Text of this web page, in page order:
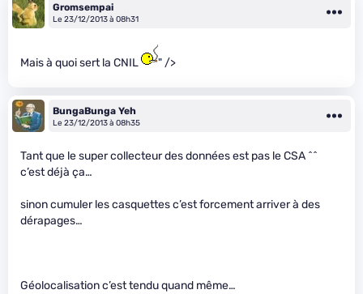
Gromsempai
Le 23/12/2013 à 08h31
Mais à quoi sert la CNIL " />
BungaBunga Yeh
Le 23/12/2013 à 08h35
Tant que le super collecteur des données est pas le CSA ^^
c’est déjà ça…
sinon cumuler les casquettes c’est forcement arriver à des
dérapages…
Géolocalisation c’est tendu quand même…